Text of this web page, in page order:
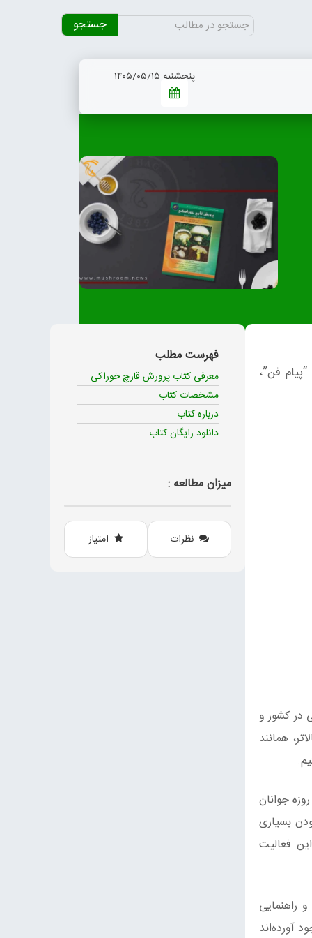
جستجو
برای:
پنجشنبه ۱۴۰۵/۰۵/۱۵
و “پیام فن”،
در کشور و
همانند
جوانان
بسیاری
فعالیت
راهنمایی
آورده‌اند
فهرست مطلب
معرفی کتاب پرورش قارچ خوراکی
مشخصات کتاب
درباره کتاب
دانلود رایگان کتاب
میزان مطالعه :
نظرات امتیاز